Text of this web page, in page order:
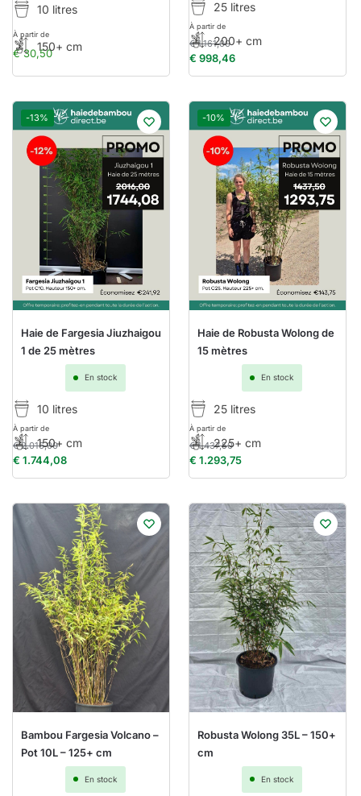
€30,50
À partir de
10 litres
150+ cm €1.161,00
€ 998,46
À partir de
25 litres
200+ cm
-13%
Haie de Fargesia Jiuzhaigou
1 de 25 mètres
En stock
€2.016,00
€ 1.744,08
À partir de
10 litres
150+ cm
-10%
Haie de Robusta Wolong de
15 mètres
En stock
€1.437,50
€ 1.293,75
À partir de
25 litres
225+ cm
Bambou Fargesia Volcano –
Pot 10L – 125+ cm
En stock
Robusta Wolong 35L – 150+
cm
En stock